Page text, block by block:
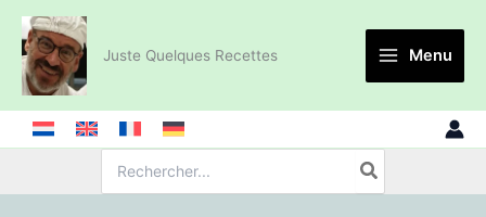
Aller
contenu
Juste Quelques Recettes Menu
de